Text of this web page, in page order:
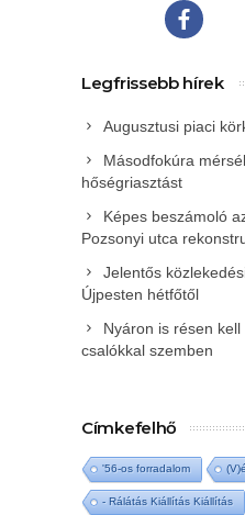
Legfrissebb hírek
Augusztusi piaci
Másodfokúra
hőségriasztást
Képes beszámoló
Pozsonyi utca
Jelentős
Újpesten hétfőtől
Nyáron is résen
csalókkal szemben
Címkefelhő
'56-os forradalom
- Rálátás Kiállítás Kiállítás